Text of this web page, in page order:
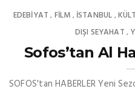
EDEBIYAT , FILM , İSTANBUL ,
DIŞI SEYAHAT ,
Sofos’tan Al
SOFOS'tan HABERLER Yeni